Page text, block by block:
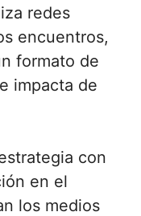
redes
encuentros,
formato de
impacta de
con
en el
los medios